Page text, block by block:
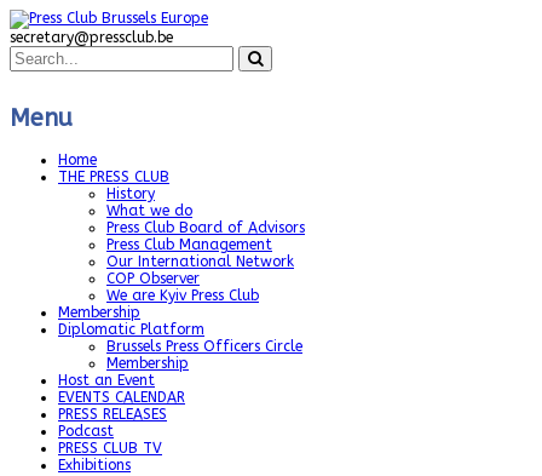
secretary@pressclub.be
Menu
Home
THE PRESS CLUB
History
What we do
Press Club Board of Advisors
Press Club Management
Our International Network
COP Observer
We are Kyiv Press Club
Membership
Diplomatic Platform
Brussels Press Officers Circle
Membership
Host an Event
EVENTS CALENDAR
PRESS RELEASES
Podcast
PRESS CLUB TV
Exhibitions